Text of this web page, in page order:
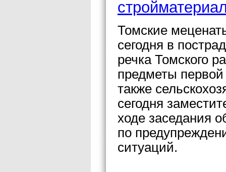
Томские
сегодня в
речка Томского
предметы
также
сегодня
ходе заседания
по
ситуаций.